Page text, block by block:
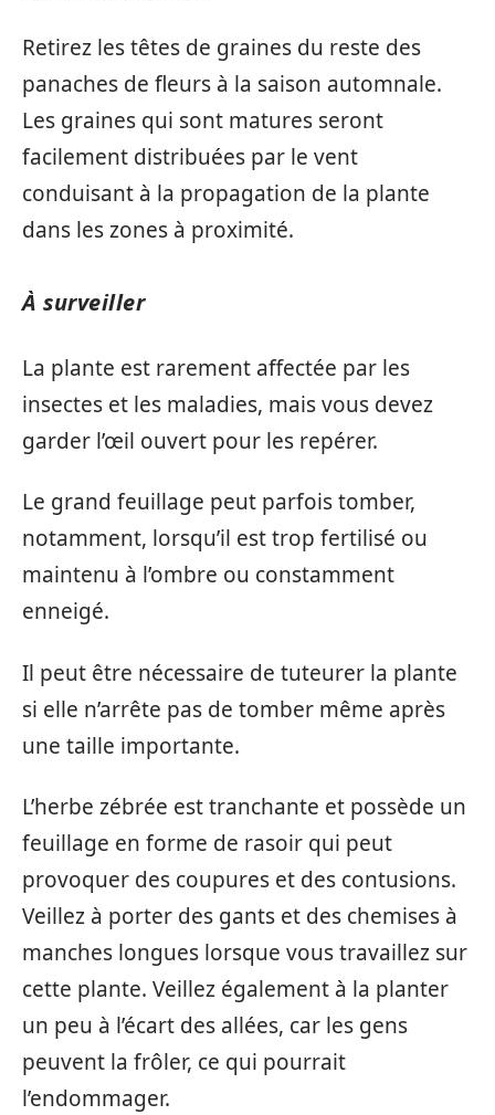
Retirez les têtes de graines du reste des
panaches de fleurs à la saison automnale.
Les graines qui sont matures seront
facilement distribuées par le vent
conduisant à la propagation de la plante
dans les zones à proximité.
À surveiller
La plante est rarement affectée par les
insectes et les maladies, mais vous devez
garder l’œil ouvert pour les repérer.
Le grand feuillage peut parfois tomber,
notamment, lorsqu’il est trop fertilisé ou
maintenu à l’ombre ou constamment
enneigé.
Il peut être nécessaire de tuteurer la plante
si elle n’arrête pas de tomber même après
une taille importante.
L’herbe zébrée est tranchante et possède un
feuillage en forme de rasoir qui peut
provoquer des coupures et des contusions.
Veillez à porter des gants et des chemises à
manches longues lorsque vous travaillez sur
cette plante. Veillez également à la planter
un peu à l’écart des allées, car les gens
peuvent la frôler, ce qui pourrait
l’endommager.